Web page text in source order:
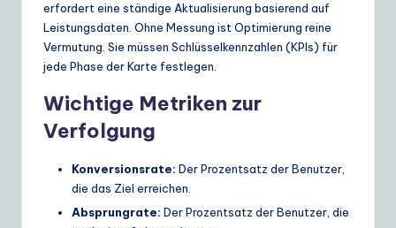
erfordert eine ständige Aktualisierung basierend auf
Leistungsdaten. Ohne Messung ist Optimierung reine
Vermutung. Sie müssen Schlüsselkennzahlen (KPIs) für
jede Phase der Karte festlegen.
Wichtige Metriken zur
Verfolgung
Konversionsrate: Der Prozentsatz der Benutzer,
die das Ziel erreichen.
Absprungrate: Der Prozentsatz der Benutzer, die